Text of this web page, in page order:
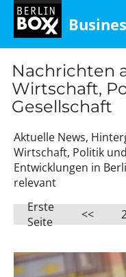
Nachrichten
Wirtschaft,
Gesellschaft
Aktuelle News,
Wirtschaft, Politik
Entwicklungen in
relevant
Erste
Seite
<<